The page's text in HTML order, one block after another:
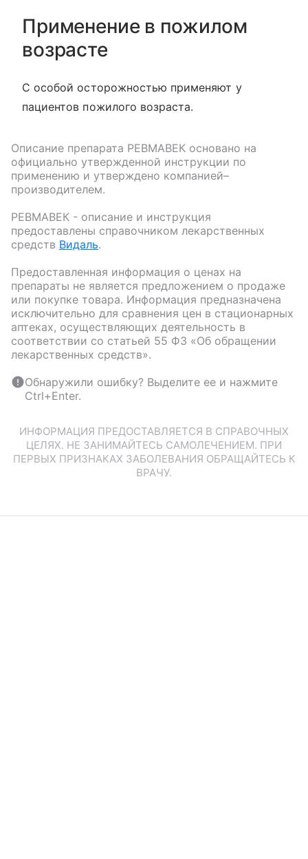
Применение в пожилом
возрасте
С особой осторожностью применяют у
пациентов пожилого возраста.
Описание препарата РЕВМАВЕК основано на
официально утвержденной инструкции по
применению и утверждено компанией–
производителем.
РЕВМАВЕК - описание и инструкция
предоставлены справочником лекарственных
средств Видаль.
Предоставленная информация о ценах на
препараты не является предложением о продаже
или покупке товара. Информация предназначена
исключительно для сравнения цен в стационарных
аптеках, осуществляющих деятельность в
соответствии со статьей 55 ФЗ «Об обращении
лекарственных средств».
Обнаружили ошибку? Выделите ее и нажмите
Ctrl+Enter.
ИНФОРМАЦИЯ ПРЕДОСТАВЛЯЕТСЯ В СПРАВОЧНЫХ
ЦЕЛЯХ. НЕ ЗАНИМАЙТЕСЬ САМОЛЕЧЕНИЕМ. ПРИ
ПЕРВЫХ ПРИЗНАКАХ ЗАБОЛЕВАНИЯ ОБРАЩАЙТЕСЬ К
ВРАЧУ.